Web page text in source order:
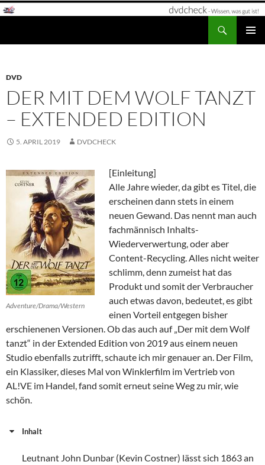
Zum
DVD
DER MIT DEM WOLF TANZT
– EXTENDED EDITION
5. APRIL 2019 DVDCHECK
Adventure/Drama/Western
[Einleitung]
Alle Jahre wieder, da gibt es Titel, die
erscheinen dann stets in einem
neuen Gewand. Das nennt man auch
fachmännisch Inhalts-
Wiederverwertung, oder aber
Content-Recycling. Alles nicht weiter
schlimm, denn zumeist hat das
Produkt und somit der Verbraucher
auch etwas davon, bedeutet, es gibt
einen Vorteil entgegen bisher
erschienenen Versionen. Ob das auch auf „Der mit dem Wolf
tanzt“ in der Extended Edition von 2019 aus einem neuen
Studio ebenfalls zutrifft, schaute ich mir genauer an. Der Film,
ein Klassiker, dieses Mal von Winklerfilm im Vertrieb von
AL!VE im Handel, fand somit erneut seine Weg zu mir, wie
schön.
Inhalt
Leutnant John Dunbar (Kevin Costner) lässt sich 1863 an